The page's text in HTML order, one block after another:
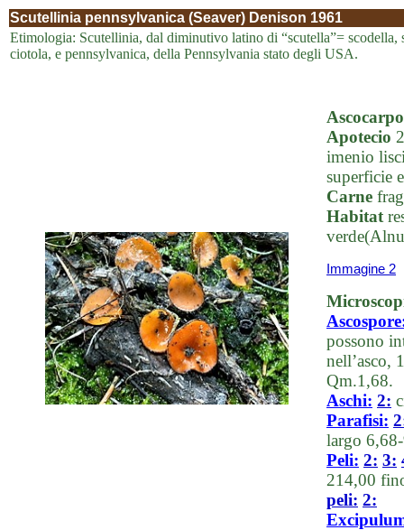
Scutellinia pennsylvanica (Seaver) Denison 1961
Etimologia: Scutellinia, dal diminutivo latino di “scutella”=
ciotola, e pennsylvanica, della Pennsylvania stato degli USA.
Ascocarpo
Apotecio
imenio
superficie
Carne
Habitat
Immagine 2
possono
nell’asco,
Qm.1,68.
Aschi: 2:
Parafisi:
largo
Peli: 2: 3:
214,00
peli: 2: